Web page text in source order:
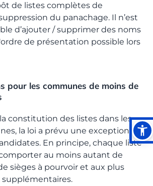
de listes complètes de
du panachage. Il n’est
d’ajouter / supprimer des noms
de présentation possible lors
constitution des listes dans les
la loi a prévu une exception
En principe, chaque liste
au moins autant de
sièges à pourvoir et aux plus